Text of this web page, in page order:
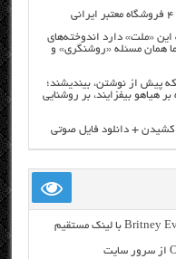
«ملت» دارد اندوخته‌های
همان مسئله «روشنگری» و
پیش از نوشتن، بیندیشند؛
هیاهو بیفزایند، بر روشنایی
+ دانلود فایل صوتی